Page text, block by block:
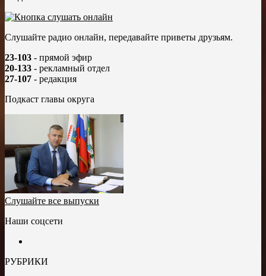
Слушайте радио онлайн, передавайте приветы друзьям.
23-103 - прямой эфир
20-133 - рекламный отдел
27-107 - редакция
Подкаст главы округа
Слушайте все выпуски
Наши соцсети
РУБРИКИ